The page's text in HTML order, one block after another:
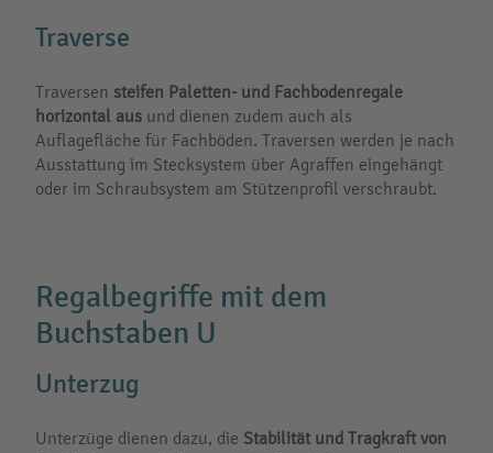
Traverse
Traversen steifen Paletten- und Fachbodenregale
horizontal aus und dienen zudem auch als
Auflagefläche für Fachböden. Traversen werden je nach
Ausstattung im Stecksystem über Agraffen eingehängt
oder im Schraubsystem am Stützenprofil verschraubt.
Regalbegriffe mit dem
Buchstaben U
Unterzug
Unterzüge dienen dazu, die Stabilität und Tragkraft von